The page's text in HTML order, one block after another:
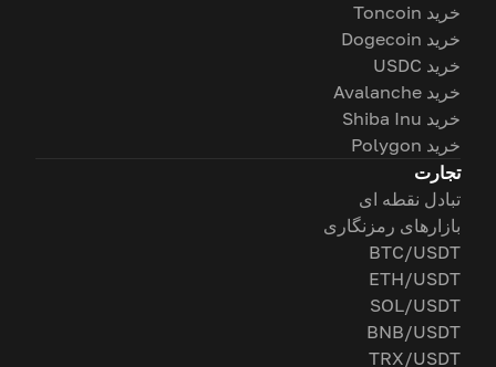
خرید Toncoin
خرید Dogecoin
خرید USDC
خرید Avalanche
خرید Shiba Inu
خرید Polygon
تجارت
تبادل نقطه ای
بازارهای رمزنگاری
BTC/USDT
ETH/USDT
SOL/USDT
BNB/USDT
TRX/USDT